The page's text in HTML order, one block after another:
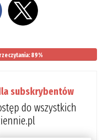
89%
subskrybentów
do wszystkich